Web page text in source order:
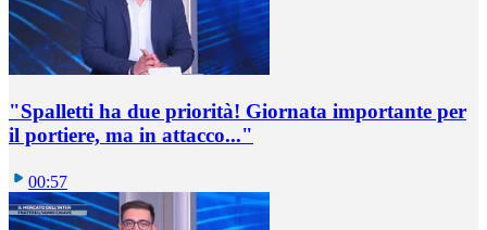
"Spalletti ha due priorità! Giornata importante per
il portiere, ma in attacco..."
00:57